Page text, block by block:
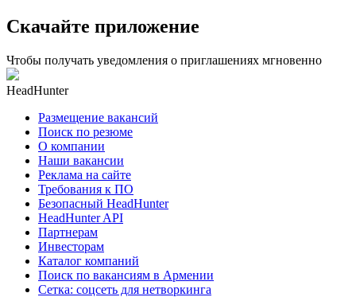
Скачайте приложение
Чтобы получать уведомления о приглашениях мгновенно
HeadHunter
Размещение вакансий
Поиск по резюме
О компании
Наши вакансии
Реклама на сайте
Требования к ПО
Безопасный HeadHunter
HeadHunter API
Партнерам
Инвесторам
Каталог компаний
Поиск по вакансиям в Армении
Сетка: соцсеть для нетворкинга